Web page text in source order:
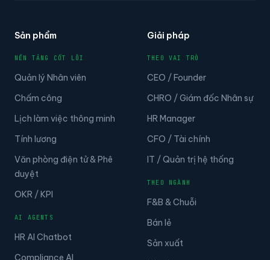
Sản phẩm
NỀN TẢNG CỐT LÕI
Quản lý Nhân viên
Chấm công
Lịch làm việc thông minh
Tính lương
Văn phòng điện tử & Phê
duyệt
OKR / KPI
AI AGENTS
HR AI Chatbot
Compliance AI
Giải pháp
THEO VAI TRÒ
CEO / Founder
CHRO / Giám đốc Nhân sự
HR Manager
CFO / Tài chính
IT / Quản trị hệ thống
THEO NGÀNH
F&B & Chuỗi
Bán lẻ
Sản xuất